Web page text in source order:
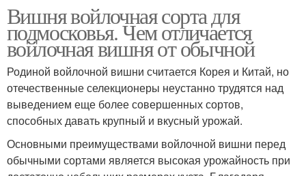
Вишня войлочная сорта для
подмосковья. Чем отличается
войлочная вишня от обычной
Родиной войлочной вишни считается Корея и Китай, но
отечественные селекционеры неустанно трудятся над
выведением еще более совершенных сортов,
способных давать крупный и вкусный урожай.
Основными преимуществами войлочной вишни перед
обычными сортами является высокая урожайность при